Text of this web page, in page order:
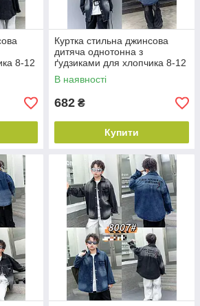
8-12
час
Куртка стильна джинсова
дитяча однотонна з
ґудзиками для хлопчика 8-12
років, колір уточнюйте під час
замовлення
В наявності
682 ₴
Купити